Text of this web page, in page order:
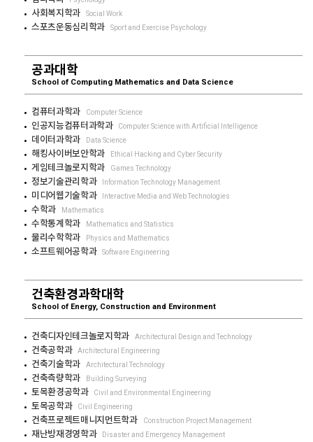
사회복지학과 Social Work
스포츠운동심리학과 Sport and Exercise Psychology
공과대학
School of Computing Mathematics and Data Science
컴퓨터과학과 Computer Science
인공지능컴퓨터과학과 Computer Science with Artificial Intelligence
데이터과학과 Data Science
해킹사이버보안학과 Ethical Hacking and Cyber Security
게임테크놀로지학과 Games Technology
정보기술관리학과 Information Technology Management
미디어웹기술학과 Interactive Media and Web Technologies
수학과 Mathematics
수학통계학과 Mathematics and Statistics
물리수학학과 Physics and Mathematics
소프트웨어공학과 Software Engineering
건축환경과학대학
School of Energy, Construction and Environment
건축디자인테크놀로지학과 Architectural Design and Technology
건축공학과 Architectural Engineering
건축기술학과 Architectural Technology
건축측량학과 Building Surveying
토목환경공학과 Civil and Environmental Engineering
토목공학과 Civil Engineering
건축프로젝트매니지먼트학과 Construction Project Management
재난방재경영학과 Disaster and Emergency Management